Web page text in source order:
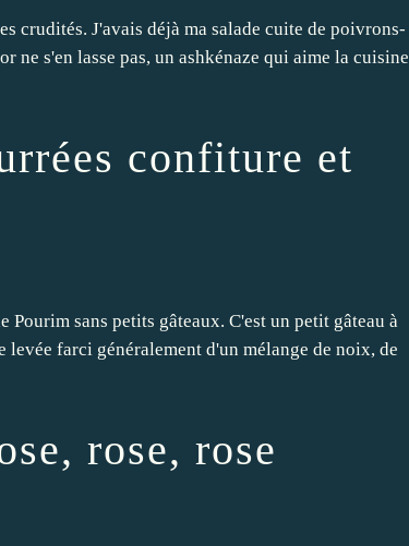
crudités. J'avais déjà ma salade cuite de poivrons-
ne s'en lasse pas, un ashkénaze qui aime la cuisine
confiture et
Pourim sans petits gâteaux. C'est un petit gâteau à
levée farci généralement d'un mélange de noix, de
rose, rose